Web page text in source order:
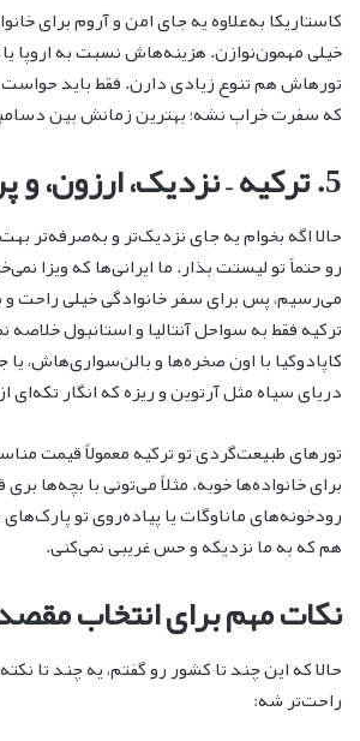
کاستاریکا به‌علاوه یه جای امن و آروم برای
خیلی مهمون‌نوازن. هزینه‌هاش نسبت به اروپا یا
تورهاش هم تنوع زیادی دارن. فقط باید
که سفرت خراب نشه؛ بهترین زمانش بین
5. ترکیه – نزدیک، ارزون، و پر از طبیعت
حالا اگه بخوام یه جای نزدیک‌تر و به‌صرفه‌تر
رو حتماً تو لیستت بذار. ما ایرانی‌ها که ویزا
می‌رسیم، پس برای سفر خانوادگی خیلی راحت
ترکیه فقط به سواحل آنتالیا و استانبول
کاپادوکیا با اون صخره‌ها و بالن‌سواری‌هاش،
دریای سیاه مثل آرتوین و ریزه که انگار تکه‌ای
تورهای طبیعت‌گردی تو ترکیه معمولاً قیمت
برای خانواده‌ها خوبه. مثلاً می‌تونی با بچه‌ها
رودخونه‌های ماناوگات یا پیاده‌روی تو
هم که به ما نزدیکه و حس غریبی نمی‌کنی.
نکات مهم برای انتخاب
حالا که این چند تا کشور رو گفتم، یه چند تا
راحت‌تر شه: